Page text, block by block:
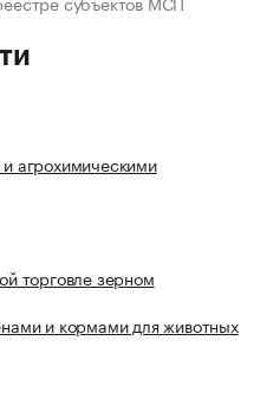
агрохимическими
торговле зерном
и кормами для животных